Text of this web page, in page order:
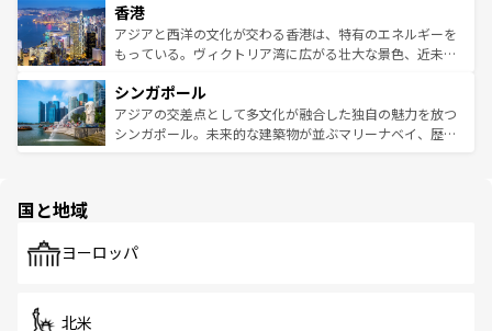
とつ。フォーやバインミー、ベトナムコーヒーなどは、ぜ
ひ現地で味わいたい。どの地域を訪れてもあたたかい人々
が旅行者を迎えてくれるので、きっと忘れられない旅にな
参照してほしい。
の活気が交差している。北部ではチェンマイなどの山岳地
帯で自然と触れ合い、南部ではプーケットやクラビの美し
いビーチでリゾート気分を楽しむことができる。タイ料理
激する。気候は一年中温暖で、どの季節にも異なる楽しみ
が待っている。親しみやすいタイの人々、仏教を中心とし
た文化、そして多様な観光資源が、訪れる旅人を魅了し続
香港
アジアと西洋の文化が交わる香港は、特有のエネルギーを
もっている。ヴィクトリア湾に広がる壮大な景色、近未来
み、どこを訪れても感動するはず。観光スポットが密集し
ており、効率よく見どころを回れるのも魅力。息をのむよ
うな絶景から文化的な体験まで、香港を存分に楽しみ尽く
シンガポール
アジアの交差点として多文化が融合した独自の魅力を放つ
シンガポール。未来的な建築物が並ぶマリーナベイ、歴史
で、ホーカーズは地元の風情を楽しめる外せないスポット
国と地域
ヨーロッパ
北米